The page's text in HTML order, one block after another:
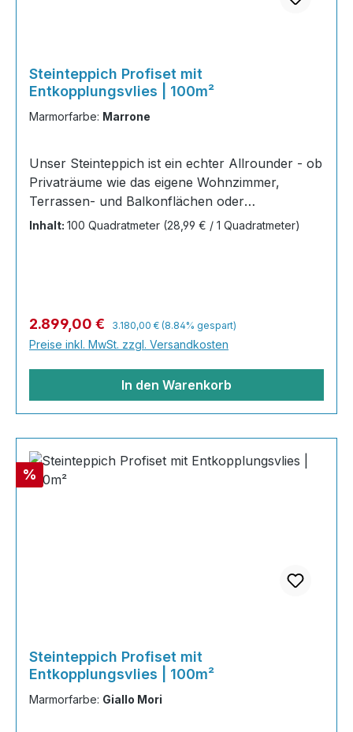
Steinteppich Profiset mit
Entkopplungsvlies | 100m²
Marmorfarbe: Marrone
Unser Steinteppich ist ein echter Allrounder - ob
Privaträume wie das eigene Wohnzimmer,
Terrassen- und Balkonflächen oder
Gewerbeobjekte und Austellungsräume; unsere
und einfach zu verlegen. Stöbern Sie in unserem
Shop nach Ihrer Lieblingsfarbe und legen Sie
gleich los! Inhalt 40x25kg Marmorsteine 20 kg
Grundierung AT-EG 30 80
Inhalt: 100 Quadratmeter (28,99 € / 1 Quadratmeter)
Verkaufspreis:
2.899,00 € Regulärer Preis:
3.180,00 € (8.84% gespart)
Preise inkl. MwSt. zzgl. Versandkosten
In den Warenkorb
Rabatt
%
Steinteppich Profiset mit
Entkopplungsvlies | 100m²
Marmorfarbe: Giallo Mori